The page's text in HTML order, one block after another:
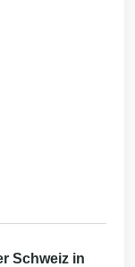
Schweiz in